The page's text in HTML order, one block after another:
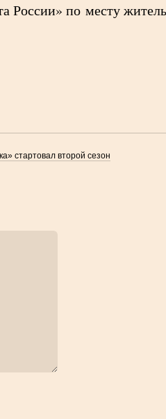
России» по месту
стартовал второй сезон